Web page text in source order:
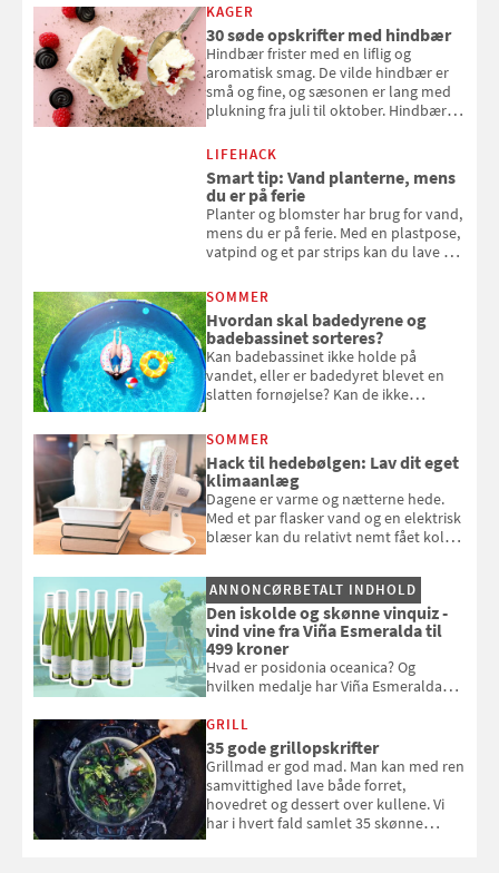
KAGER
30 søde opskrifter med hindbær
Hindbær frister med en liflig og
aromatisk smag. De vilde hindbær er
små og fine, og sæsonen er lang med
plukning fra juli til oktober. Hindbær
kan bruge dine hindbær i alt fra
bagværk og salater til is og syltning.
LIFEHACK
Smart tip: Vand planterne, mens
du er på ferie
Planter og blomster har brug for vand,
mens du er på ferie. Med en plastpose,
vatpind og et par strips kan du lave dit
at bede naboen om at vande eller
komme hjem til døde planter
SOMMER
Hvordan skal badedyrene og
badebassinet sorteres?
Kan badebassinet ikke holde på
vandet, eller er badedyret blevet en
slatten fornøjelse? Kan de ikke
opmærksom, når du smider
badebassinet eller et badedyr ud
SOMMER
Hack til hedebølgen: Lav dit eget
klimaanlæg
Dagene er varme og nætterne hede.
Med et par flasker vand og en elektrisk
blæser kan du relativt nemt fået koldt
og se, hvordan du gør
ANNONCØRBETALT INDHOLD
Den iskolde og skønne vinquiz -
vind vine fra Viña Esmeralda til
499 kroner
Hvad er posidonia oceanica? Og
hvilken medalje har Viña Esmeralda
med i Samvirkes skønne vinquiz, hvor
du kan vinde 6 flasker vin fra Viña
Esmeralda. Konkurrencen slutter 1.
september 2026.
GRILL
35 gode grillopskrifter
Grillmad er god mad. Man kan med ren
samvittighed lave både forret,
hovedret og dessert over kullene. Vi
har i hvert fald samlet 35 skønne